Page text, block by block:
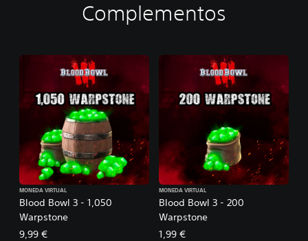
Complementos
Blood Bowl 3 - 1,050
Warpstone
MONEDA VIRTUAL
9,99 €
Blood Bowl 3 - 200
Warpstone
MONEDA VIRTUAL
1,99 €